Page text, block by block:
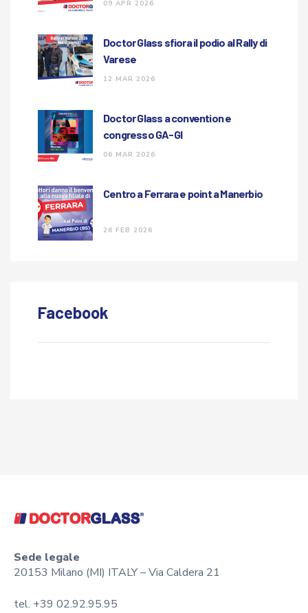
09 APR 2026
Doctor Glass sfiora il podio al Rally di
Varese
12 MAR 2026
Doctor Glass a convention e
congresso GA-GI
06 MAR 2026
Centro a Ferrara e point a Manerbio
26 FEB 2026
Facebook
Sede legale
20153 Milano (MI) ITALY – Via Caldera 21
tel. +39 02.92.95.95